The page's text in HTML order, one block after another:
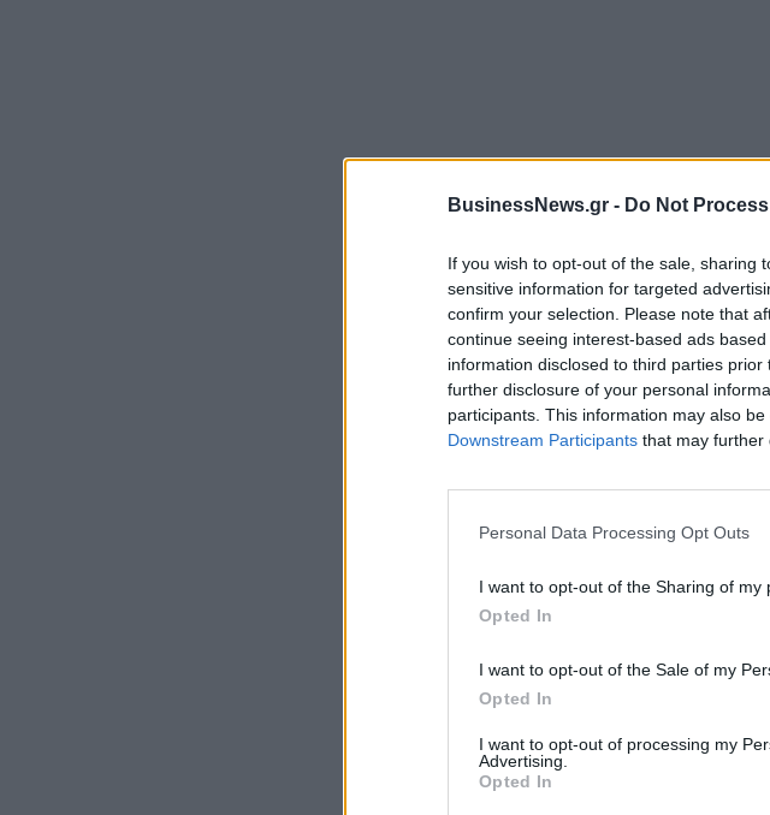
BusinessNews.gr - Do Not
If you wish to opt-out of the sale, sharing
sensitive information for targeted
confirm your selection. Please note that
continue seeing interest-based ads
information disclosed to third parties
further disclosure of your personal
participants. This information may also
Downstream Participants that may further
Personal Data Processing Opt Outs
I want to opt-out of the Sharing of my
Opted In
I want to opt-out of the Sale of my
Opted In
I want to opt-out of processing my
Advertising.
Opted In